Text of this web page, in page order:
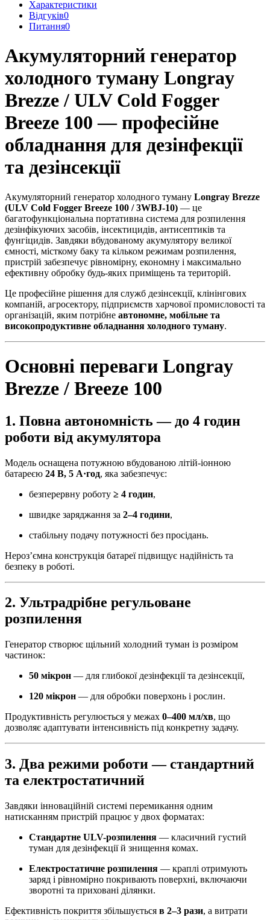
Характеристики
Відгуків0
Питання0
Акумуляторний генератор
холодного туману Longray
Brezze / ULV Cold Fogger
Breeze 100 — професійне
обладнання для дезінфекції
та дезінсекції
Акумуляторний генератор холодного туману Longray Brezze
(ULV Cold Fogger Breeze 100 / 3WBJ-10) — це
багатофункціональна портативна система для розпилення
дезінфікуючих засобів, інсектицидів, антисептиків та
фунгіцидів. Завдяки вбудованому акумулятору великої
ємності, місткому баку та кільком режимам розпилення,
пристрій забезпечує рівномірну, економну і максимально
ефективну обробку будь-яких приміщень та територій.
Це професійне рішення для служб дезінсекції, клінінгових
компаній, агросектору, підприємств харчової промисловості та
організацій, яким потрібне автономне, мобільне та
високопродуктивне обладнання холодного туману.
Основні переваги Longray
Brezze / Breeze 100
1. Повна автономність — до 4 годин
роботи від акумулятора
Модель оснащена потужною вбудованою літій-іонною
батареєю 24 В, 5 А·год, яка забезпечує:
безперервну роботу ≥ 4 годин,
швидке заряджання за 2–4 години,
стабільну подачу потужності без просідань.
Нероз’ємна конструкція батареї підвищує надійність та
безпеку в роботі.
2. Ультрадрібне регульоване
розпилення
Генератор створює щільний холодний туман із розміром
частинок:
50 мікрон — для глибокої дезінфекції та дезінсекції,
120 мікрон — для обробки поверхонь і рослин.
Продуктивність регулюється у межах 0–400 мл/хв, що
дозволяє адаптувати інтенсивність під конкретну задачу.
3. Два режими роботи — стандартний
та електростатичний
Завдяки інноваційній системі перемикання одним
натисканням пристрій працює у двох форматах:
Стандартне ULV-розпилення — класичний густий
туман для дезінфекції й знищення комах.
Електростатичне розпилення — краплі отримують
заряд і рівномірно покривають поверхні, включаючи
зворотні та приховані ділянки.
Ефективність покриття збільшується в 2–3 рази, а витрати